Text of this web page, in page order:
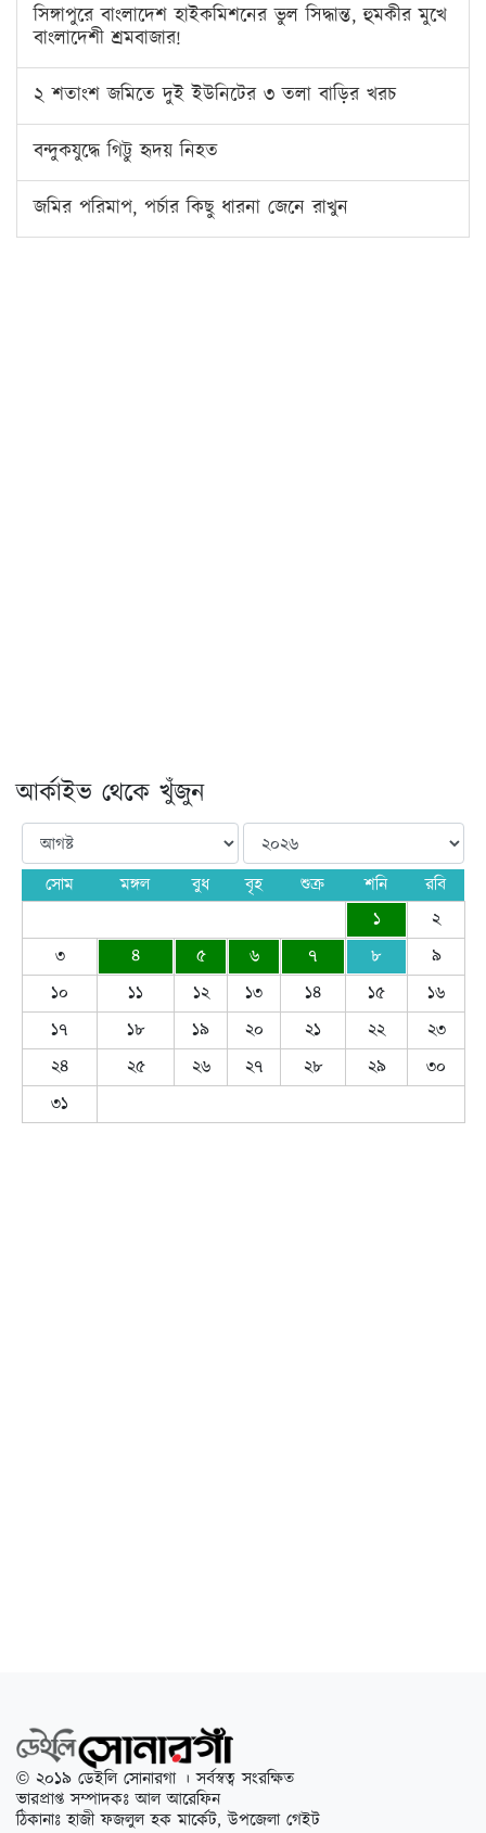
সিঙ্গাপুরে বাংলাদেশ হাইকমিশনের ভুল সিদ্ধান্ত, হুমকীর মুখে
বাংলাদেশী শ্রমবাজার!
২ শতাংশ জমিতে দুই ইউনিটের ৩ তলা বাড়ির খরচ
বন্দুকযুদ্ধে গিট্টু হৃদয় নিহত
জমির পরিমাপ, পর্চার কিছু ধারনা জেনে রাখুন
আর্কাইভ থেকে খুঁজুন
সোম মঙ্গল বুধ বৃহ শুক্র শনি
রবি
১
২
৩
৪ ৫ ৬ ৭ ৮
৯
১০
১১ ১২ ১৩ ১৪ ১৫
১৬
১৭
১৮ ১৯ ২০ ২১ ২২
২৩
২৪
২৫ ২৬ ২৭ ২৮ ২৯
৩০
৩১
© ২০১৯ ডেইলি সোনারগা । সর্বস্বত্ব সংরক্ষিত
ভারপ্রাপ্ত সম্পাদকঃ আল আরেফিন
ঠিকানাঃ হাজী ফজলুল হক মার্কেট, উপজেলা গেইট